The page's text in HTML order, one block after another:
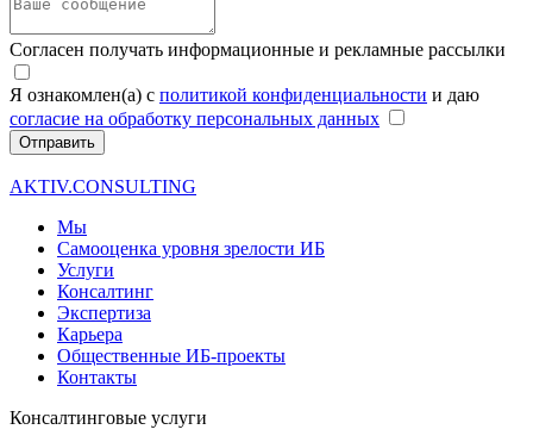
Согласен получать информационные и рекламные рассылки
Я ознакомлен(а) с политикой конфиденциальности и даю
согласие на обработку персональных данных
Отправить
AKTIV.CONSULTING
Мы
Самооценка уровня зрелости ИБ
Услуги
Консалтинг
Экспертиза
Карьера
Общественные ИБ-проекты
Контакты
Консалтинговые услуги